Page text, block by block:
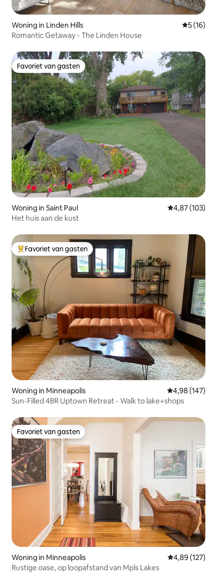
Woning in Linden Hills
5 (16)
Romantic Getaway - The Linden House
Favoriet van gasten
Favoriet van gasten
Woning in Saint Paul Gemiddelde
4,87 (103)
Het huis aan de kust
Topfavoriet van gasten
Favoriet van gasten
Woning in Minneapolis Gemiddelde
4,98 (147)
Sun-Filled 4BR Uptown Retreat - Walk to lake+shops
Favoriet van gasten
Favoriet van gasten
Woning in Minneapolis Gemiddelde
4,89 (127)
Rustige oase, op loopafstand van Mpls Lakes